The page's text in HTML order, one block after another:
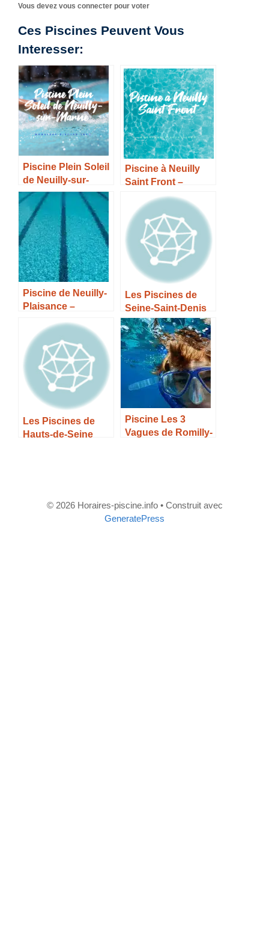
Vous devez vous connecter pour voter
Ces Piscines Peuvent Vous
Interesser:
Piscine Plein Soleil
de Neuilly-sur-
Marne – Horaires,
Tarifs et Infos –
Piscine à Neuilly
Saint Front –
Horaires, Tarifs et
Infos –
Piscine de Neuilly-
Plaisance –
Infos –
Les Piscines de
Seine-Saint-Denis
Les Piscines de
Hauts-de-Seine
Piscine Les 3
Vagues de Romilly-
© 2026 Horaires-piscine.info• Construit avec
GeneratePress